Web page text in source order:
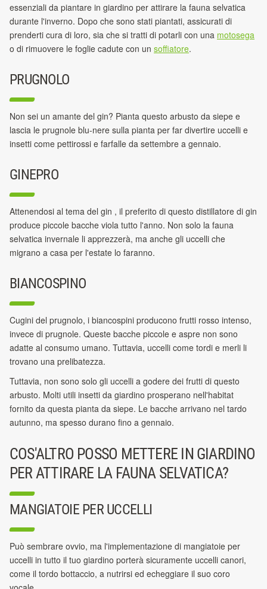
essenziali da piantare in giardino per attirare la fauna selvatica
durante l'inverno. Dopo che sono stati piantati, assicurati di
prenderti cura di loro, sia che si tratti di potarli con una motosega
o di rimuovere le foglie cadute con un soffiatore.
PRUGNOLO
Non sei un amante del gin? Pianta questo arbusto da siepe e
lascia le prugnole blu-nere sulla pianta per far divertire uccelli e
insetti come pettirossi e farfalle da settembre a gennaio.
GINEPRO
Attenendosi al tema del gin , il preferito di questo distillatore di gin
produce piccole bacche viola tutto l'anno. Non solo la fauna
selvatica invernale li apprezzerà, ma anche gli uccelli che
migrano a casa per l'estate lo faranno.
BIANCOSPINO
Cugini del prugnolo, i biancospini producono frutti rosso intenso,
invece di prugnole. Queste bacche piccole e aspre non sono
adatte al consumo umano. Tuttavia, uccelli come tordi e merli li
trovano una prelibatezza.
Tuttavia, non sono solo gli uccelli a godere dei frutti di questo
arbusto. Molti utili insetti da giardino prosperano nell'habitat
fornito da questa pianta da siepe. Le bacche arrivano nel tardo
autunno, ma spesso durano fino a gennaio.
COS'ALTRO POSSO METTERE IN GIARDINO
PER ATTIRARE LA FAUNA SELVATICA?
MANGIATOIE PER UCCELLI
Può sembrare ovvio, ma l'implementazione di mangiatoie per
uccelli in tutto il tuo giardino porterà sicuramente uccelli canori,
come il tordo bottaccio, a nutrirsi ed echeggiare il suo coro